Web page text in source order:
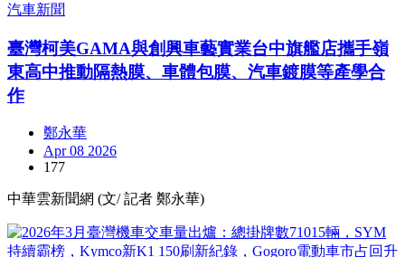
汽車新聞
臺灣柯美GAMA與創興車藝實業台中旗艦店攜手嶺
東高中推動隔熱膜、車體包膜、汽車鍍膜等產學合
作
鄭永華
Apr 08 2026
177
中華雲新聞網 (文/ 記者 鄭永華)